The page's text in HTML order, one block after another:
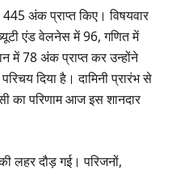
अंक प्राप्त किए। विषयवार
एंड वेलनेस में 96, गणित में
में 78 अंक प्राप्त कर उन्होंने
दिया है। दामिनी प्रारंभ से
का परिणाम आज इस शानदार
लहर दौड़ गई। परिजनों,